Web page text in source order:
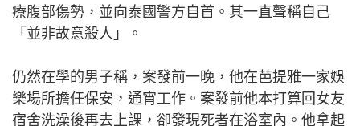
療腹部傷勢，並向泰國警方自首。其一直聲稱自己
「並非故意殺人」。
仍然在學的男子稱，案發前一晚，他在芭提雅一家娛
樂場所擔任保安，通宵工作。案發前他本打算回女友
宿舍洗澡後再去上課，卻發現死者在浴室內。他拿起